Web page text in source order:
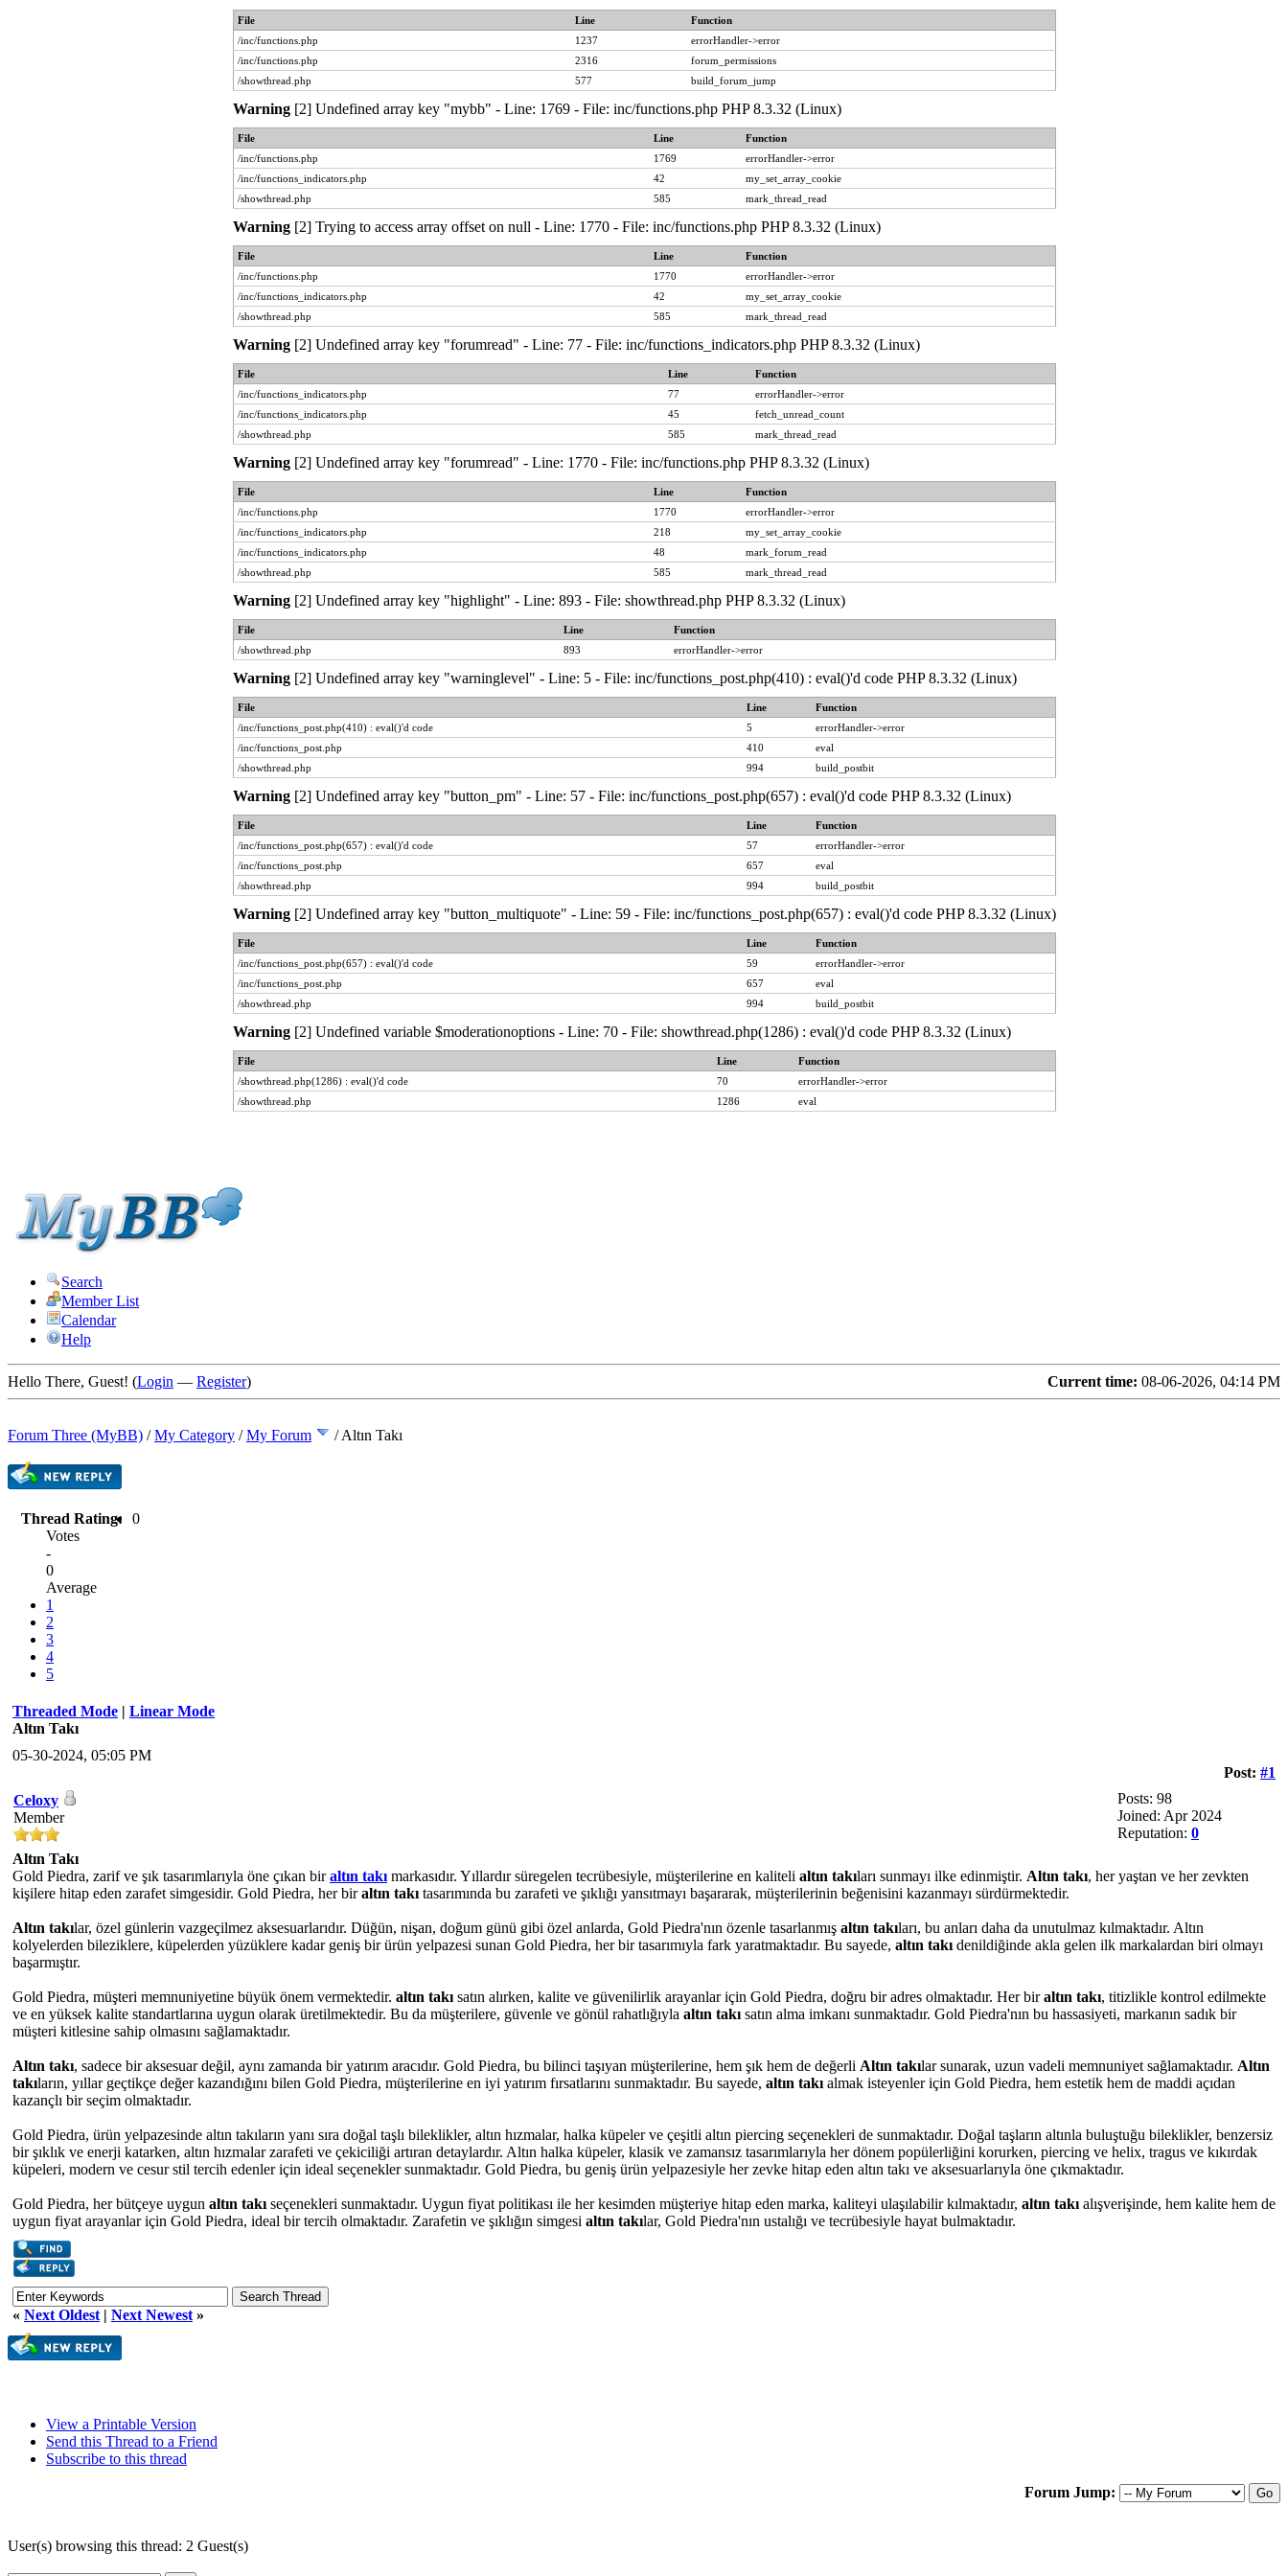
File Line
Function
/inc/functions.php
1237
errorHandler->error
/inc/functions.php
2316
forum_permissions
/showthread.php
577 build_forum_jump
Warning[2] Undefined array key "mybb" - Line: 1769 - File: inc/functions.php PHP 8.3.32 (Linux)
File Line
Function
/inc/functions.php
1769
errorHandler->error
/inc/functions_indicators.php
42
my_set_array_cookie
/showthread.php
585 mark_thread_read
Warning[2] Trying to access array offset on null - Line: 1770 - File: inc/functions.php PHP 8.3.32 (Linux)
File Line
Function
/inc/functions.php
1770
errorHandler->error
/inc/functions_indicators.php
42
my_set_array_cookie
/showthread.php
585 mark_thread_read
Warning[2] Undefined array key "forumread" - Line: 77 - File: inc/functions_indicators.php PHP 8.3.32 (Linux)
File Line
Function
/inc/functions_indicators.php
77
errorHandler->error
/inc/functions_indicators.php
45
fetch_unread_count
/showthread.php
585 mark_thread_read
Warning[2] Undefined array key "forumread" - Line: 1770 - File: inc/functions.php PHP 8.3.32 (Linux)
File Line
Function
/inc/functions.php
1770
errorHandler->error
/inc/functions_indicators.php
218
my_set_array_cookie
/inc/functions_indicators.php
48
mark_forum_read
/showthread.php
585 mark_thread_read
Warning[2] Undefined array key "highlight" - Line: 893 - File: showthread.php PHP 8.3.32 (Linux)
File Line
Function
/showthread.php
893 errorHandler->error
Warning[2] Undefined array key "warninglevel" - Line: 5 - File: inc/functions_post.php(410) : eval()'d code PHP 8.3.32 (Linux)
File Line
Function
/inc/functions_post.php(410) : eval()'d code
5
errorHandler->error
/inc/functions_post.php
410
eval
/showthread.php
994 build_postbit
Warning[2] Undefined array key "button_pm" - Line: 57 - File: inc/functions_post.php(657) : eval()'d code PHP 8.3.32 (Linux)
File Line
Function
/inc/functions_post.php(657) : eval()'d code
57
errorHandler->error
/inc/functions_post.php
657
eval
/showthread.php
994 build_postbit
Warning[2] Undefined array key "button_multiquote" - Line: 59 - File: inc/functions_post.php(657) : eval()'d code PHP 8.3.32 (Linux)
File Line
Function
/inc/functions_post.php(657) : eval()'d code
59
errorHandler->error
/inc/functions_post.php
657
eval
/showthread.php
994 build_postbit
Warning[2] Undefined variable $moderationoptions - Line: 70 - File: showthread.php(1286) : eval()'d code PHP 8.3.32 (Linux)
File Line
Function
/showthread.php(1286) : eval()'d code
70
errorHandler->error
/showthread.php
1286 eval
Search
Member List
Calendar
Help
Current time: 08-06-2026, 04:14 PM
Hello There, Guest! (Login — Register)
Forum Three (MyBB) /My Category /My Forum /Altın Takı
Thread Rating:
0
Votes
-
0
Average
1
2
3
4
5
Threaded Mode | Linear Mode
Altın Takı
05-30-2024, 05:05 PM
Post: #1
Celoxy
Member
Posts: 98
Joined: Apr 2024
Reputation: 0
Altın Takı
Gold Piedra, zarif ve şık tasarımlarıyla öne çıkan biraltın takı markasıdır. Yıllardır süregelen tecrübesiyle, müşterilerine en kaliteli altın takıları sunmayı ilke edinmiştir. Altın takı, her yaştan ve her zevkten
kişilere hitap eden zarafet simgesidir. Gold Piedra, her biraltın takı tasarımında bu zarafeti ve şıklığı yansıtmayı başararak, müşterilerinin beğenisini kazanmayı sürdürmektedir.
Altın takılar, özel günlerin vazgeçilmez aksesuarlarıdır. Düğün, nişan, doğum günü gibi özel anlarda, Gold Piedra'nın özenle tasarlanmış altın takıları, bu anları daha da unutulmaz kılmaktadır. Altın
kolyelerden bileziklere, küpelerden yüzüklere kadar geniş bir ürün yelpazesi sunan Gold Piedra, her bir tasarımıyla fark yaratmaktadır. Bu sayede, altın takı denildiğinde akla gelen ilk markalardan biri olmayı
başarmıştır.
Gold Piedra, müşteri memnuniyetine büyük önem vermektedir. altın takı satın alırken, kalite ve güvenilirlik arayanlar için Gold Piedra, doğru bir adres olmaktadır. Her biraltın takı, titizlikle kontrol edilmekte
ve en yüksek kalite standartlarına uygun olarak üretilmektedir. Bu da müşterilere, güvenle ve gönül rahatlığıyla altın takı satın alma imkanı sunmaktadır. Gold Piedra'nın bu hassasiyeti, markanın sadık bir
müşteri kitlesine sahip olmasını sağlamaktadır.
Altın takı, sadece bir aksesuar değil, aynı zamanda bir yatırım aracıdır. Gold Piedra, bu bilinci taşıyan müşterilerine, hem şık hem de değerli Altın takılar sunarak, uzun vadeli memnuniyet sağlamaktadır. Altın
takıların, yıllar geçtikçe değer kazandığını bilen Gold Piedra, müşterilerine en iyi yatırım fırsatlarını sunmaktadır. Bu sayede, altın takı almak isteyenler için Gold Piedra, hem estetik hem de maddi açıdan
kazançlı bir seçim olmaktadır.
Gold Piedra, ürün yelpazesinde altın takıların yanı sıra doğal taşlı bileklikler, altın hızmalar, halka küpeler ve çeşitli altın piercing seçenekleri de sunmaktadır. Doğal taşların altınla buluştuğu bileklikler, benzersiz
bir şıklık ve enerji katarken, altın hızmalar zarafeti ve çekiciliği artıran detaylardır. Altın halka küpeler, klasik ve zamansız tasarımlarıyla her dönem popülerliğini korurken, piercing ve helix, tragus ve kıkırdak
küpeleri, modern ve cesur stil tercih edenler için ideal seçenekler sunmaktadır. Gold Piedra, bu geniş ürün yelpazesiyle her zevke hitap eden altın takı ve aksesuarlarıyla öne çıkmaktadır.
Gold Piedra, her bütçeye uygun altın takı seçenekleri sunmaktadır. Uygun fiyat politikası ile her kesimden müşteriye hitap eden marka, kaliteyi ulaşılabilir kılmaktadır, altın takı alışverişinde, hem kalite hem de
uygun fiyat arayanlar için Gold Piedra, ideal bir tercih olmaktadır. Zarafetin ve şıklığın simgesi altın takılar, Gold Piedra'nın ustalığı ve tecrübesiyle hayat bulmaktadır.
« Next Oldest | Next Newest »
View a Printable Version
Send this Thread to a Friend
Subscribe to this thread
Forum Jump:
User(s) browsing this thread: 2 Guest(s)